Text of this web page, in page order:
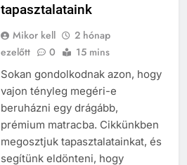
tapasztalataink
Mikor kell
2 hónap
ezelőtt
0 15 mins
Sokan gondolkodnak azon, hogy
vajon tényleg megéri-e
beruházni egy drágább,
prémium matracba. Cikkünkben
megosztjuk tapasztalatainkat, és
segítünk eldönteni, hogy